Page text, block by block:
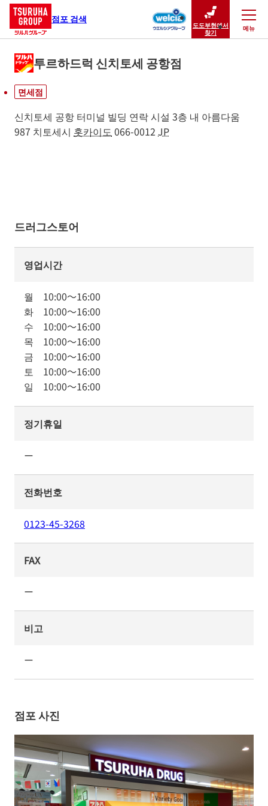
점포 검색
도도부현에서
찾기
메뉴
닫기
투르하드럭 신치토세 공항점
면세점
신치토세 공항 터미널 빌딩 연락 시설 3층 내 아름다움
987 치토세시 홋카이도 066-0012 JP
드러그스토어
영업시간
월 10:00～16:00
화 10:00～16:00
수 10:00～16:00
목 10:00～16:00
금 10:00～16:00
토 10:00～16:00
일 10:00～16:00
정기휴일
ー
전화번호
0123-45-3268
FAX
ー
비고
ー
점포 사진